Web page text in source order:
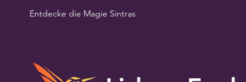
Entdecke die Magie Sintras